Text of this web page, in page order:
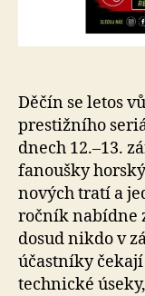
Děčín se letos
prestižního
dnech 12.–13.
fanoušky
nových tratí a
ročník nabídne
dosud nikdo v
účastníky
technické